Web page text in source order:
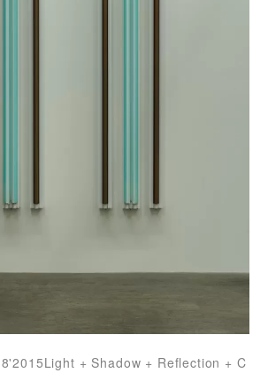
+ Shadow + Reflection + C